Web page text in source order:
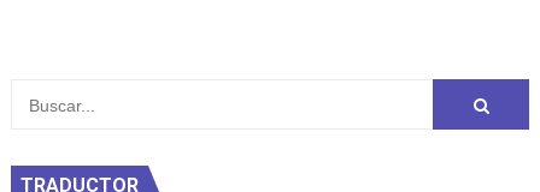
TRADUCTOR